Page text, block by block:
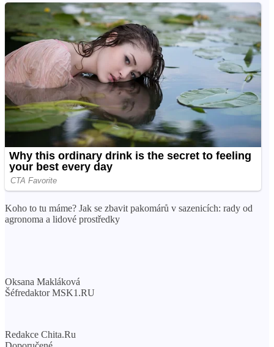
Koho to tu máme? Jak se zbavit pakomárů v sazenicích: rady od
agronoma a lidové prostředky
Oksana Makláková
Šéfredaktor MSK1.RU
Redakce Chita.Ru